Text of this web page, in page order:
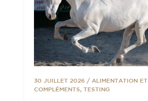
30 JUILLET 2026 / ALIMENTATION ET
COMPLÉMENTS, TESTING